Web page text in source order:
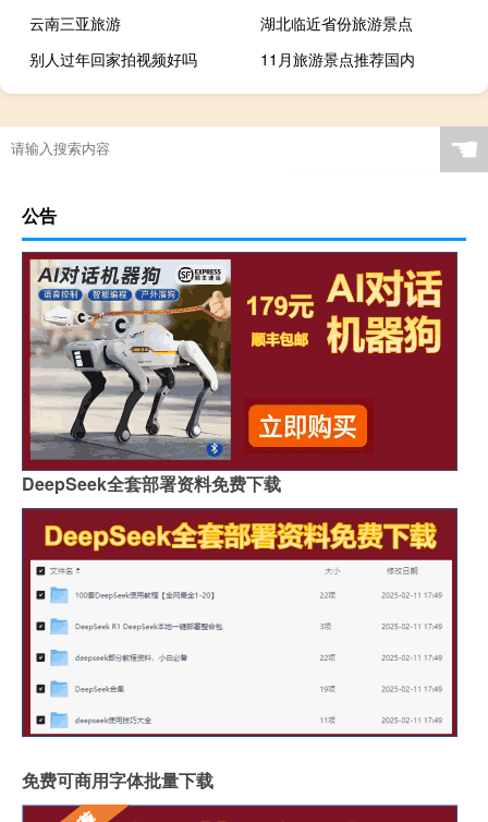
云南三亚旅游
湖北临近省份旅游景点
别人过年回家拍视频好吗
11月旅游景点推荐国内
☚
公告
DeepSeek全套部署资料免费下载
免费可商用字体批量下载